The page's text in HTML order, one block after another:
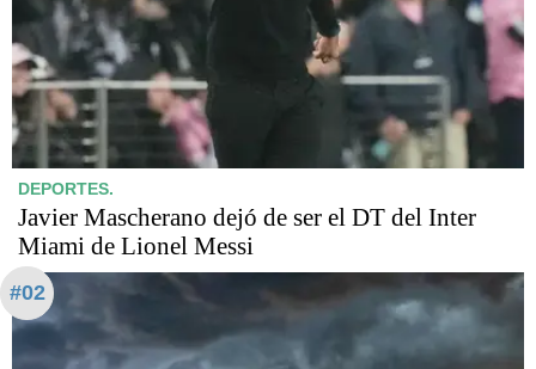
DEPORTES.
Javier Mascherano dejó de ser el DT del Inter
Miami de Lionel Messi
#02